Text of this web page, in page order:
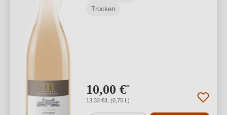
Trocken
10,00 €*
13,33 €/L (0,75 L)